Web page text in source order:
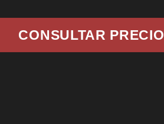
CONSULTAR PRECIO